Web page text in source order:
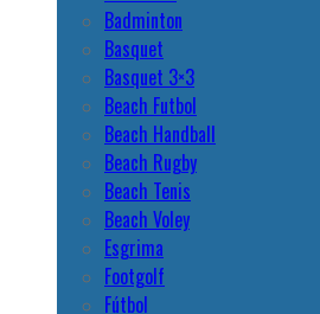
Badminton
Basquet
Basquet 3×3
Beach Futbol
Beach Handball
Beach Rugby
Beach Tenis
Beach Voley
Esgrima
Footgolf
Fútbol